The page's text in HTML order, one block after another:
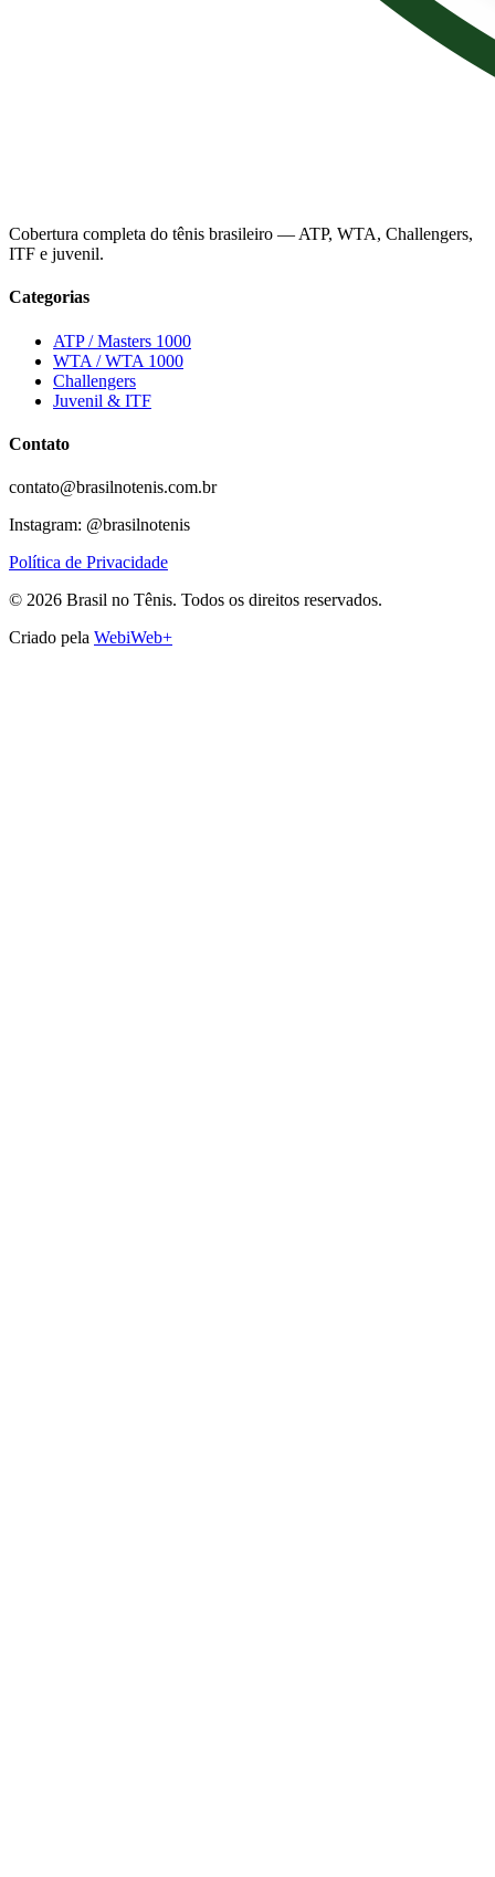
Cobertura completa do tênis brasileiro — ATP, WTA, Challengers,
ITF e juvenil.
Categorias
ATP / Masters 1000
WTA / WTA 1000
Challengers
Juvenil & ITF
Contato
contato@brasilnotenis.com.br
Instagram: @brasilnotenis
Política de Privacidade
© 2026 Brasil no Tênis. Todos os direitos reservados.
Criado pela WebiWeb+